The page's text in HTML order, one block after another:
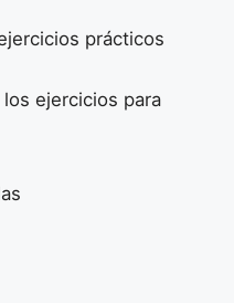
prácticos
ejercicios para